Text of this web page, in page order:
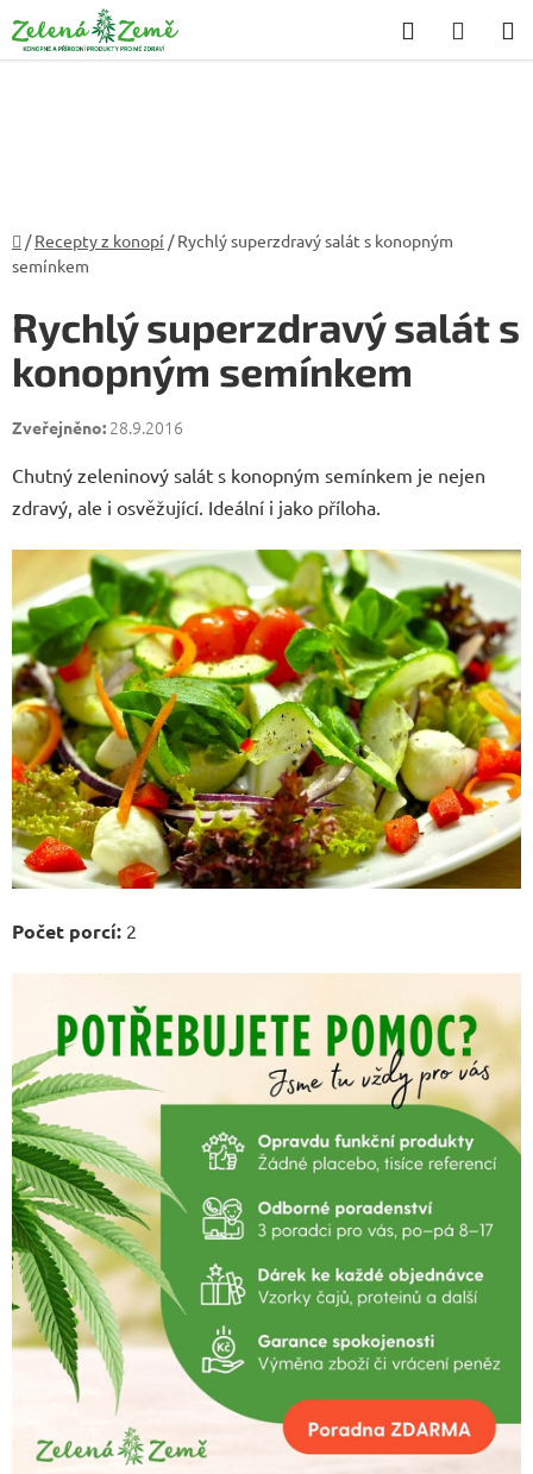
na
obsah
Hledat
KOŠÍK
Domů
/ Recepty z konopí / Rychlý superzdravý salát s konopným
semínkem
Rychlý superzdravý salát s
konopným semínkem
28.9.2016
Chutný zeleninový salát s konopným semínkem je nejen
zdravý, ale i osvěžující. Ideální i jako příloha.
Počet porcí: 2